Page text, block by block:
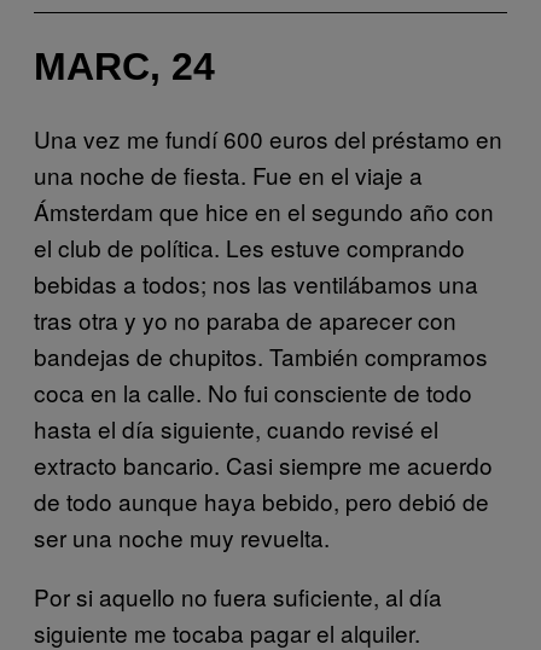
MARC, 24
Una vez me fundí 600 euros del préstamo en
una noche de fiesta. Fue en el viaje a
Ámsterdam que hice en el segundo año con
el club de política. Les estuve comprando
bebidas a todos; nos las ventilábamos una
tras otra y yo no paraba de aparecer con
bandejas de chupitos. También compramos
coca en la calle. No fui consciente de todo
hasta el día siguiente, cuando revisé el
extracto bancario. Casi siempre me acuerdo
de todo aunque haya bebido, pero debió de
ser una noche muy revuelta.
Por si aquello no fuera suficiente, al día
siguiente me tocaba pagar el alquiler.